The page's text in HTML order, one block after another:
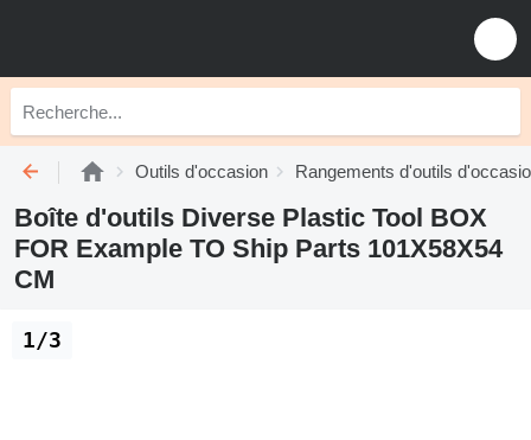
Outils d'occasion Rangements d'outils
Boîte d'outils Diverse Plastic Tool BOX
FOR Example TO Ship Parts 101X58X54
CM
1/3